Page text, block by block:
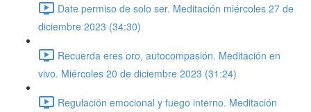
Date permiso de solo ser. Meditación miércoles 27 de
diciembre 2023 (34:30)
Recuerda eres oro, autocompasión. Meditación en
vivo. Miércoles 20 de diciembre 2023 (31:24)
Regulación emocional y fuego interno. Meditación